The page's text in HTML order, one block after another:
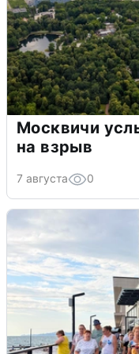
Москвичи
на взрыв
7 августа 0